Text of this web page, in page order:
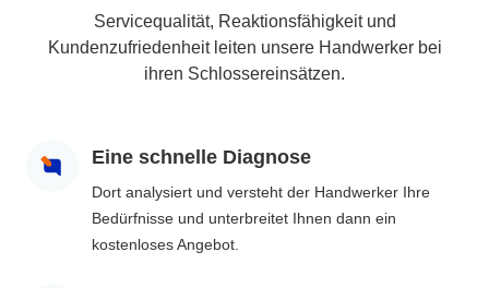
Servicequalität, Reaktionsfähigkeit und
Kundenzufriedenheit leiten unsere Handwerker bei
ihren Schlossereinsätzen.
Eine schnelle Diagnose
Dort analysiert und versteht der Handwerker Ihre
Bedürfnisse und unterbreitet Ihnen dann ein
kostenloses Angebot.